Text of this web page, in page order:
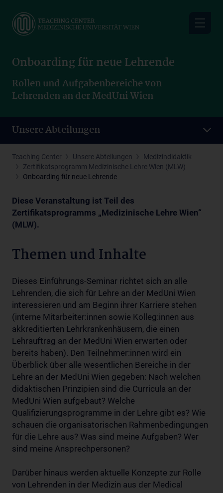
main
Onboarding für neue Lehrende
Rollen und Aufgabenbereiche von
Lehrenden an der MedUni Wien
Unsere Abteilungen
Teaching Center Unsere Abteilungen
Medizindidaktik
Zertifikatsprogramm Medizinische Lehre Wien (MLW)
Onboarding für neue Lehrende
Diese Veranstaltung ist Teil des
Zertifikatsprogramms „Medizinische Lehre Wien“
(MLW).
Themen und Inhalte
Dieses Einführungs-Seminar richtet sich an alle
Lehrenden, die sich für Lehre an der MedUni Wien
interessieren und am Beginn ihrer Karriere stehen
(interne Mitarbeiter:innen sowie Kolleg:innen aus
akkreditierten Lehrkrankenhäusern, die einen
Lehrauftrag an der MedUni Wien erwarten oder
bereits haben). Den Teilnehmer:innen wird ein
Überblick über alle wesentlichen Bereiche in der
Lehre an der MedUni Wien gegeben: Nach welchen
didaktischen Prinzipien sind die Curricula an der
MedUni Wien aufgebaut? Welche
Qualifizierungsprogramme in der Lehre gibt es? Wie
schauen die organisatorischen Rahmenbedingungen
für die Lehre aus? Was sind meine Aufgaben? Wer
sind meine Ansprechpersonen?
Darüber hinaus werden aktuelle Konzepte zur Rolle
von Lehrenden in der Medizin aus der Medical